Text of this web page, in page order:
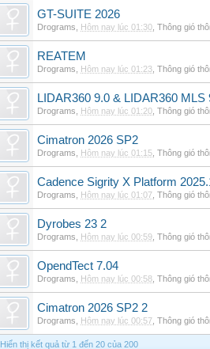
GT-SUITE 2026
Drograms Hôm nay lúc 01:30 Thông gió
REATEM
Drograms Hôm nay lúc 01:23 Thông gió
LIDAR360 9.0 & LIDAR360 MLS
Drograms Hôm nay lúc 01:20 Thông gió
Cimatron 2026 SP2
Drograms Hôm nay lúc 01:15 Thông gió
Cadence Sigrity X Platform
Drograms Hôm nay lúc 01:07 Thông gió
Dyrobes 23 2
Drograms Hôm nay lúc 00:59 Thông gió
OpendTect 7.04
Drograms Hôm nay lúc 00:58 Thông gió
Cimatron 2026 SP2 2
Drograms Hôm nay lúc 00:57 Thông gió
Hiển thị kết quả từ 1 đến 20 của 200